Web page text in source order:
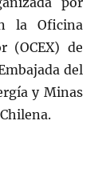
la Oficina
(OCEX) de
del
y Minas